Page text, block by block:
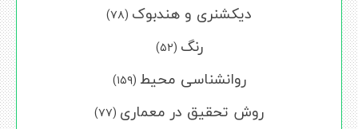
دیکشنری و هندبوک (۷۸)
رنگ (۵۲)
روانشناسی محیط (۱۵۹)
روش تحقیق در معماری (۷۷)